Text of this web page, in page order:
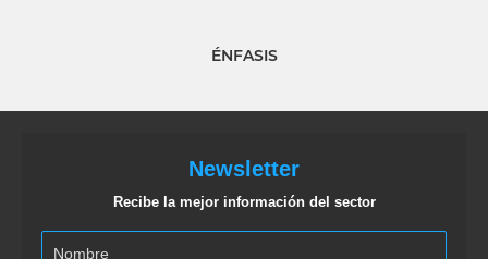
ÉNFASIS
Newsletter
Recibe la mejor información del sector